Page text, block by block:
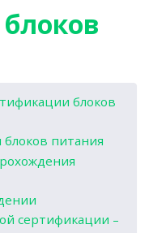
блоков
питания
сертификации –